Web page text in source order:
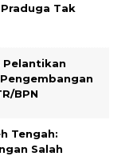
Tak
Pelantikan
BPN
Tengah:
Salah